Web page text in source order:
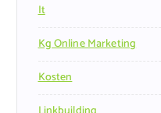
It
Kg Online Marketing
Kosten